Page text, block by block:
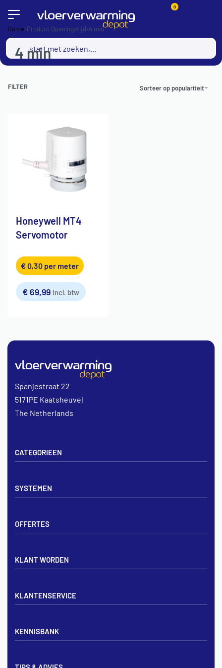
0
Home›Product Openingstijd›4 min
4 min
Sorteer op populariteit
FILTER
Honeywell MT4
Servomotor
€0,30 per meter
€ 69,99 incl. btw
CATEGORIEEN
Verdelers
Noppenplaten
Draadmatten
SYSTEMEN
Noppenplaat systeem
OFFERTES
Offerte voor vloerverwarming
Vloerverwarming Tilburg
KLANT WORDEN
Aanmelden zakelijk
Spanjestraat 22
5171PE Kaatsheuvel
The Netherlands
KLANTENSERVICE
Zakelijk aanmelden
Bezorgen & afhalen
KENNISBANK